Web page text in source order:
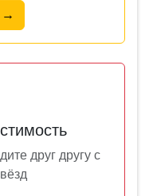
→
друг другу с